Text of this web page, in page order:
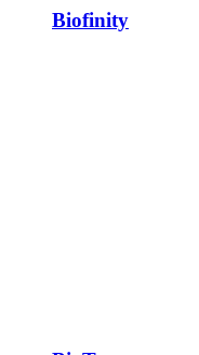
Biofinity